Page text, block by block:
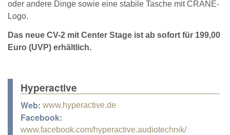
oder andere Dinge sowie eine stabile Tasche mit CRANE-
Logo.
Das neue CV-2 mit Center Stage ist ab sofort für 199,00
Euro (UVP) erhältlich.
Hyperactive
Web: www.hyperactive.de
Facebook:
www.facebook.com/hyperactive.audiotechnik/